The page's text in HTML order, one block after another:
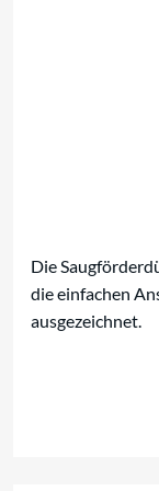
Die
die einfachen
ausgezeichnet.